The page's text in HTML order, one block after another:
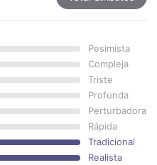
Pesimista
Compleja
Triste
Profunda
Perturbadora
Rápida
Tradicional
Realista